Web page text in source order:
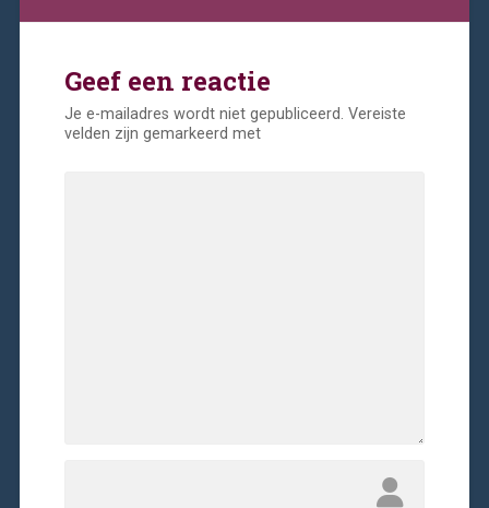
Geef een reactie
Je e-mailadres wordt niet gepubliceerd. Vereiste
velden zijn gemarkeerd met